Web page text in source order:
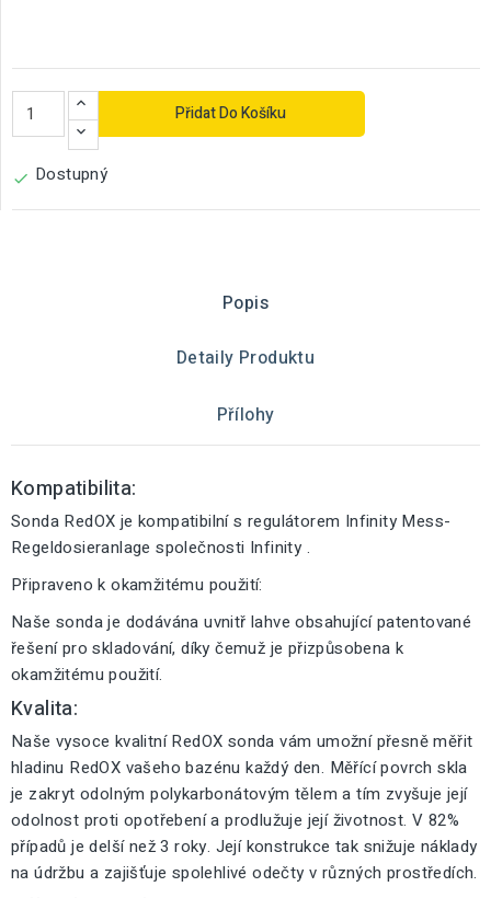
Přidat Do Košíku
 Dostupný
Popis
Detaily Produktu
Přílohy
Kompatibilita:
Sonda RedOX je kompatibilní s regulátorem Infinity Mess-
Regeldosieranlage společnosti Infinity .
Připraveno k okamžitému použití:
Naše sonda je dodávána uvnitř lahve obsahující patentované
řešení pro skladování, díky čemuž je přizpůsobena k
okamžitému použití.
Kvalita:
Naše vysoce kvalitní RedOX sonda vám umožní přesně měřit
hladinu RedOX vašeho bazénu každý den. Měřící povrch skla
je zakryt odolným polykarbonátovým tělem a tím zvyšuje její
odolnost proti opotřebení a prodlužuje její životnost. V 82%
případů je delší než 3 roky. Její konstrukce tak snižuje náklady
na údržbu a zajišťuje spolehlivé odečty v různých prostředích.